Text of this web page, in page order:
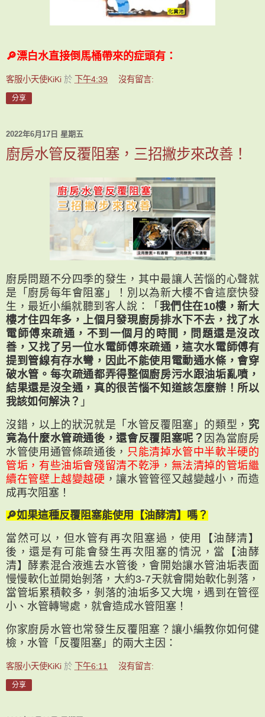
🔎漂白水直接倒馬桶帶來的症頭有：
客服小天使KiKi 於 下午4:39 沒有留言:
分享
2022年6月17日 星期五
廚房水管反覆阻塞，三招撇步來改善！
廚房問題不分四季的發生，其中最讓人苦惱的心聲就
是「廚房每年會阻塞」！別以為新大樓不會這麼快發
生，最近小編就聽到客人說：「 我們住在10樓，新大
樓才住四年多，上個月發現廚房排水下不去，找了水
電師傅來疏通，不到一個月的時間，問題還是沒改
善，又找了另一位水電師傅來疏通，這次水電師傅有
提到管線有存水彎，因此不能使用電動通水條，會穿
破水管。每次疏通都弄得整個廚房污水跟油垢亂噴，
結果還是沒全通，真的很苦惱不知道該怎麼辦！所以
我該如何解決？ 」
沒錯，以上的狀況就是「水管反覆阻塞」的類型， 究
竟為什麼水管疏通後，還會反覆阻塞呢？ 因為當廚房
水管使用通管條疏通後， 只能清掉水管中半軟半硬的
管垢，有些油垢會殘留清不乾淨，無法清掉的管垢繼
續在管壁上越變越硬 ，讓水管管徑又越變越小，而造
成再次阻塞！
🔎如果這種反覆阻塞能使用【油酵清】嗎？
當然可以，但水管有再次阻塞過，使用【油酵清】
後，還是有可能會發生再次阻塞的情況，當【油酵
清】酵素混合液進去水管後，會開始讓水管油垢表面
慢慢軟化並開始剝落，大約3-7天就會開始軟化剝落，
當管垢累積較多，剝落的油垢多又大塊，遇到在管徑
小、水管轉彎處，就會造成水管阻塞！
你家廚房水管也常發生反覆阻塞？讓小編教你如何健
檢，水管「反覆阻塞」的兩大主因：
客服小天使KiKi 於 下午6:11 沒有留言:
分享